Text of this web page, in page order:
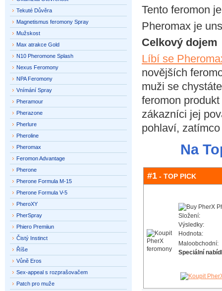
Tento feromon
Pheromax je
Celkový dojem
Líbí se
novějších
muži se
feromon
zákazníci jej
pohlaví,
Na
#1 - TOP PICK
Složení:
Výsledky:
Hodnota:
Maloobchodní:
Speciální
Tekuté Důvěra
Magnetismus feromony Spray
Mužskost
Max atrakce Gold
N10 Pheromone Splash
Nexus Feromony
NPA Feromony
Vnímání Spray
Pheramour
Pherazone
Pherlure
Pheroline
Pheromax
Feromon Advantage
Pherone
Pherone Formula M-15
Pherone Formula V-5
PheroXY
PherSpray
Phiero Premiiun
Čistý Instinct
Říše
Vůně Eros
Sex-appeal s rozprašovačem
Patch pro muže